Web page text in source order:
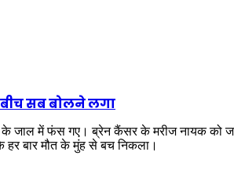
बीच सब बोलने लगा
के जाल में फंस गए। ब्रेन कैंसर के मरीज नायक
हर बार मौत के मुंह से बच निकला।